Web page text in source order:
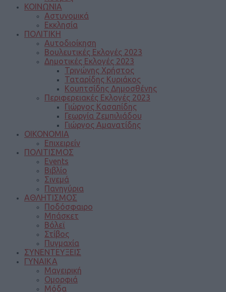
ΚΟΙΝΩΝΙΑ
Αστυνομικά
Εκκλησία
ΠΟΛΙΤΙΚΗ
Αυτοδιοίκηση
Βουλευτικές Εκλογές 2023
Δημοτικές Εκλογές 2023
Τριγώνης Χρήστος
Ταταρίδης Κυριάκος
Κουπτσίδης Δημοσθένης
Περιφερειακές Εκλογές 2023
Γιώργος Κασαπίδης
Γεωργία Ζεμπιλιάδου
Γιώργος Αμανατίδης
ΟΙΚΟΝΟΜΙΑ
Επιχειρείν
ΠΟΛΙΤΙΣΜΟΣ
Events
Βιβλίο
Σινεμά
Πανηγύρια
ΑΘΛΗΤΙΣΜΟΣ
Ποδόσφαιρο
Μπάσκετ
Βόλεϊ
Στίβος
Πυγμαχία
ΣΥΝΕΝΤΕΥΞΕΙΣ
ΓΥΝΑΙΚΑ
Μαγειρική
Ομορφιά
Μόδα